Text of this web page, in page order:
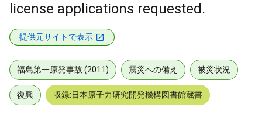
license applications requested.
提供元サイトで表示
福島第一原発事故 (2011) 震災への備え 被災状況
復興 収録:日本原子力研究開発機構図書館蔵書